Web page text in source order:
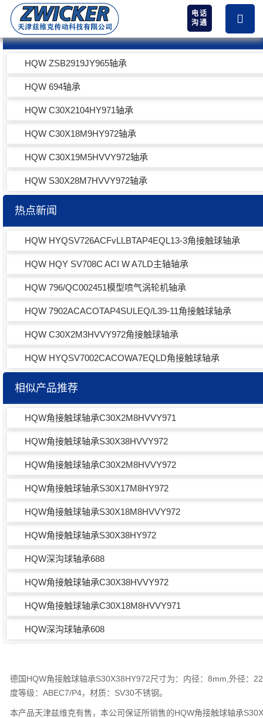
电话
沟通
热卖产品
HQW ZSB2919JY965轴承
HQW 694轴承
HQW C30X2104HY971轴承
HQW C30X18M9HY972轴承
HQW C30X19M5HVVY972轴承
HQW S30X28M7HVVY972轴承
热点新闻
HQW HYQSV726ACFvLLBTAP4EQL13-3角接触球轴承
HQW HQY SV708C ACI W A7LD主轴轴承
HQW 796/QC002451模型喷气涡轮机轴承
HQW 7902ACACOTAP4SULEQ/L39-11角接触球轴承
HQW C30X2M3HVVY972角接触球轴承
HQW HYQSV7002CACOWA7EQLD角接触球轴承
相似产品推荐
HQW角接触球轴承C30X2M8HVVY971
HQW角接触球轴承S30X38HVVY972
HQW角接触球轴承C30X2M8HVVY972
HQW角接触球轴承S30X17M8HY972
HQW角接触球轴承S30X18M8HVVY972
HQW角接触球轴承S30X38HY972
HQW深沟球轴承688
HQW角接触球轴承C30X38HVVY972
HQW角接触球轴承C30X18M8HVVY971
HQW深沟球轴承608
德国HQW角接触球轴承S30X38HY972尺寸为：内径：8mm,外径：
度等级：ABEC7/P4，材质：SV30不锈钢。
本产品天津兹维克有售，本公司保证所销售的HQW角接触球轴承